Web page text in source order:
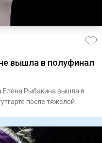
вышла в полуфинал
Елена Рыбакина вышла в
после тяжёлой